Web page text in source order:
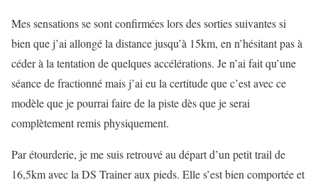
Mes sensations se sont confirmées lors des sorties suivantes si
bien que j’ai allongé la distance jusqu’à 15km, en n’hésitant pas à
céder à la tentation de quelques accélérations. Je n’ai fait qu’une
séance de fractionné mais j’ai eu la certitude que c’est avec ce
modèle que je pourrai faire de la piste dès que je serai
complètement remis physiquement.
Par étourderie, je me suis retrouvé au départ d’un petit trail de
16,5km avec la DS Trainer aux pieds. Elle s’est bien comportée et